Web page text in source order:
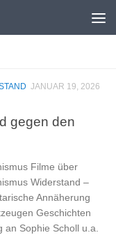
JANUAR 19, 2026
gegen den
Filme über
Widerstand –
Annäherung
Geschichten
Sophie Scholl u.a.